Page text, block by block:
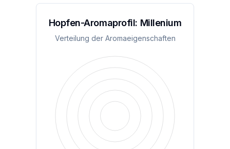
Hopfen-Aromaprofil: Millenium
Verteilung der Aromaeigenschaften